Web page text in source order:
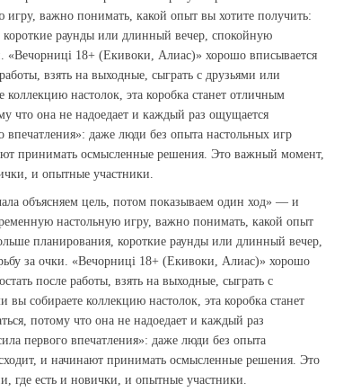
важно понимать, какой опыт вы хотите получить:
раунды или длинный вечер, спокойную
«Вечорниці 18+ (Екивоки, Алиас)» хорошо вписывается
взять на выходные, сыграть с друзьями или
настолок, эта коробка станет отличным
что она не надоедает и каждый раз ощущается
даже люди без опыта настольных игр
принимать осмысленные решения. Это важный момент,
и опытные участники.
объясняем цель, потом показываем один ход» — и
настольную игру, важно понимать, какой опыт
планирования, короткие раунды или длинный вечер,
за очки. «Вечорниці 18+ (Екивоки, Алиас)» хорошо
после работы, взять на выходные, сыграть с
собираете коллекцию настолок, эта коробка станет
потому что она не надоедает и каждый раз
первого впечатления»: даже люди без опыта
и начинают принимать осмысленные решения. Это
где есть и новички, и опытные участники.